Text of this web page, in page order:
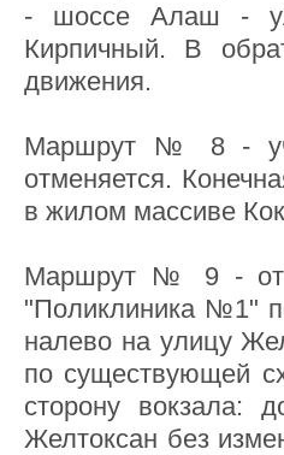
- шоссе Алаш -
Кирпичный. В
движения.
Маршрут № 8 -
отменяется.
в жилом массиве
Маршрут № 9 - от
"Поликлиника №1"
налево на улицу
по существующей
сторону вокзала:
Желтоксан без